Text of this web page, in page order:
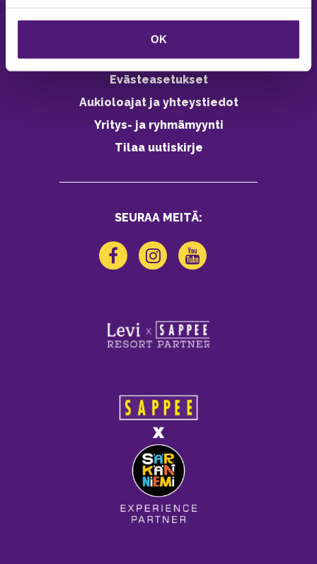
OK
Avoimet työpaikat
Anna palautetta
Tietosuojaseloste
Evästeasetukset
Aukioloajat ja yhteystiedot
Yritys- ja ryhmämyynti
Tilaa uutiskirje
SEURAA MEITÄ: